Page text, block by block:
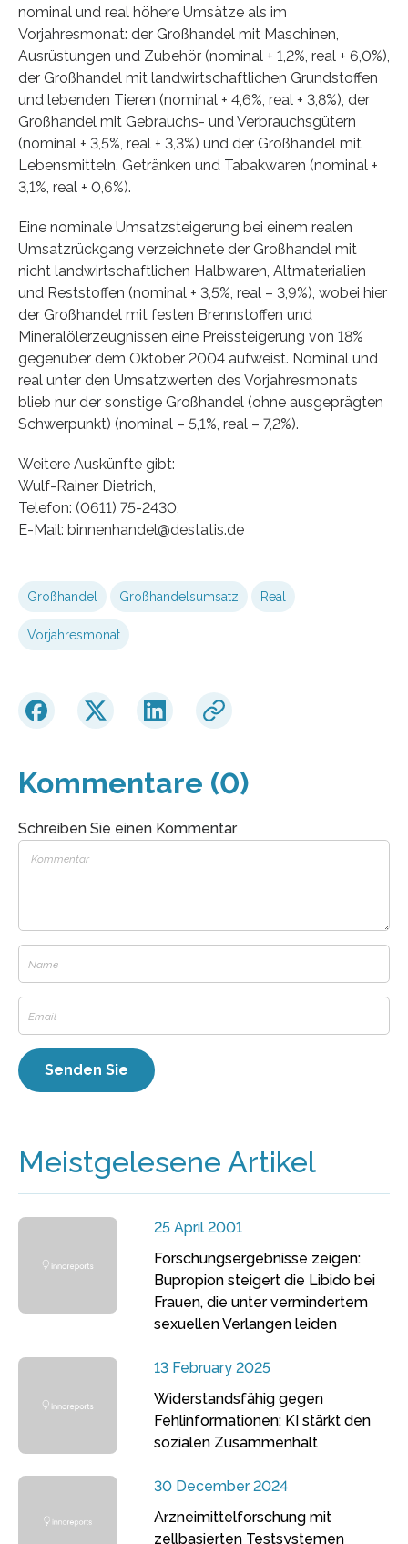
nominal und real höhere Umsätze als im
Vorjahresmonat: der Großhandel mit Maschinen,
Ausrüstungen und Zubehör (nominal + 1,2%, real + 6,0%),
der Großhandel mit landwirtschaftlichen Grundstoffen
und lebenden Tieren (nominal + 4,6%, real + 3,8%), der
Großhandel mit Gebrauchs- und Verbrauchsgütern
(nominal + 3,5%, real + 3,3%) und der Großhandel mit
Lebensmitteln, Getränken und Tabakwaren (nominal +
3,1%, real + 0,6%).
Eine nominale Umsatzsteigerung bei einem realen
Umsatzrückgang verzeichnete der Großhandel mit
nicht landwirtschaftlichen Halbwaren, Altmaterialien
und Reststoffen (nominal + 3,5%, real – 3,9%), wobei hier
der Großhandel mit festen Brennstoffen und
Mineralölerzeugnissen eine Preissteigerung von 18%
gegenüber dem Oktober 2004 aufweist. Nominal und
real unter den Umsatzwerten des Vorjahresmonats
blieb nur der sonstige Großhandel (ohne ausgeprägten
Schwerpunkt) (nominal – 5,1%, real – 7,2%).
Weitere Auskünfte gibt:
Wulf-Rainer Dietrich,
Telefon: (0611) 75-2430,
E-Mail: binnenhandel@destatis.de
Großhandel Großhandelsumsatz Real
Vorjahresmonat
Kommentare (0)
Schreiben Sie einen Kommentar
Meistgelesene Artikel
25 April 2001
Forschungsergebnisse zeigen:
Bupropion steigert die Libido bei
Frauen, die unter vermindertem
sexuellen Verlangen leiden
13 February 2025
Widerstandsfähig gegen
Fehlinformationen: KI stärkt den
sozialen Zusammenhalt
30 December 2024
Arzneimittelforschung mit
zellbasierten Testsystemen